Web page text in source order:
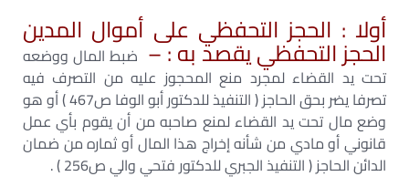
أولا : الحجز التحفظي على أموال المدين
الحجز التحفظي يقصد به : – ضبط المال ووضعه
تحت يد القضاء لمجرد منع المحجوز عليه من التصرف فيه
تصرفا يضر بحق الحاجز ( التنفيذ للدكتور أبو الوفا ص467 ) أو هو
وضع مال تحت يد القضاء لمنع صاحبه من أن يقوم بأي عمل
قانوني أو مادي من شأنه إخراج هذا المال أو ثماره من ضمان
الدائن الحاجز ( التنفيذ الجبري للدكتور فتحي والي ص256 ) .